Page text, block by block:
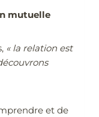
mutuelle
« la relation est
et de